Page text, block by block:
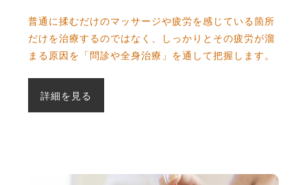
普通に揉むだけのマッサージや疲労を感じている箇所
だけを治療するのではなく、しっかりとその疲労が溜
まる原因を「問診や全身治療」を通して把握します。
詳細を見る